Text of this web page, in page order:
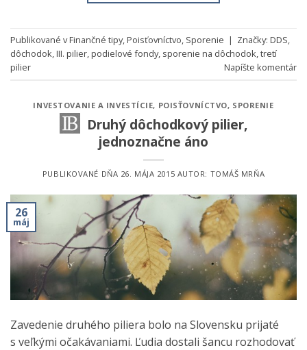
Publikované vFinančné tipy,Poisťovníctvo, Sporenie | Značky: DDS,
dôchodok,III. pilier,podielové fondy, sporenie na dôchodok,tretí
pilier
Napíšte komentár
INVESTOVANIE A INVESTÍCIE, POISŤOVNÍCTVO, SPORENIE
Druhý dôchodkový pilier,
jednoznačne áno
PUBLIKOVANÉ DŇA 26. MÁJA 2015 AUTOR: TOMÁŠ MRŇA
26
máj
Zavedenie druhého piliera bolo na Slovensku prijaté
s veľkými očakávaniami. Ľudia dostali šancu rozhodovať